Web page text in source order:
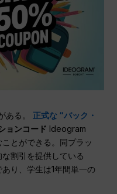
ある。 正式な “バック・
ョンコード Ideogram
とができる。同プラッ
割引を提供している
り、学生は1年間単一の